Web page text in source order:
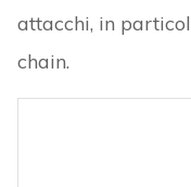
attacchi, in
chain.